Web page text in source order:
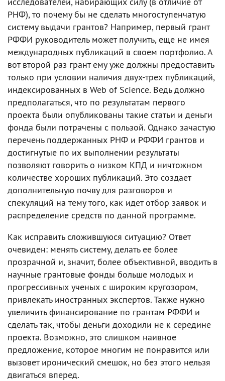
РНФ), то почему бы не сделать многоступенчатую
систему выдачи грантов? Например, первый грант
РФФИ руководитель может получить, еще не имея
международных публикаций в своем портфолио. А
вот второй раз грант ему уже должны предоставить
только при условии наличия двух-трех публикаций,
индексированных в Web of Science. Ведь должно
предполагаться, что по результатам первого
проекта были опубликованы такие статьи и деньги
фонда были потрачены с пользой. Однако зачастую
перечень поддержанных РНФ и РФФИ грантов и
достигнутые по их выполнении результаты
позволяют говорить о низком КПД и ничтожном
количестве хороших публикаций. Это создает
дополнительную почву для разговоров и
спекуляций на тему того, как идет отбор заявок и
распределение средств по данной программе.
Как исправить сложившуюся ситуацию? Ответ
очевиден: менять систему, делать ее более
прозрачной и, значит, более объективной, вводить в
научные грантовые фонды больше молодых и
прогрессивных ученых с широким кругозором,
привлекать иностранных экспертов. Также нужно
увеличить финансирование по грантам РФФИ и
сделать так, чтобы деньги доходили не к середине
проекта. Возможно, это слишком наивное
предложение, которое многим не понравится или
вызовет иронический смешок, но без этого нельзя
двигаться вперед.